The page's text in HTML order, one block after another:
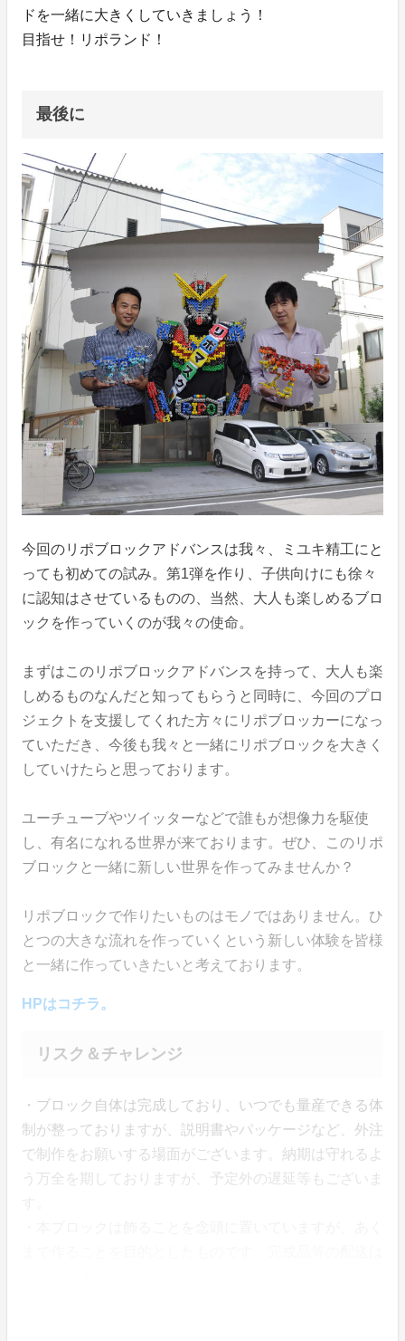
ドを一緒に大きくしていきましょう！
目指せ！リポランド！
最後に
今回のリポブロックアドバンスは我々、ミユキ精工にと
っても初めての試み。第1弾を作り、子供向けにも徐々
に認知はさせているものの、当然、大人も楽しめるブロ
ックを作っていくのが我々の使命。
まずはこのリポブロックアドバンスを持って、大人も楽
しめるものなんだと知ってもらうと同時に、今回のプロ
ジェクトを支援してくれた方々にリポブロッカーになっ
ていただき、今後も我々と一緒にリポブロックを大きく
していけたらと思っております。
ユーチューブやツイッターなどで誰もが想像力を駆使
し、有名になれる世界が来ております。ぜひ、このリポ
ブロックと一緒に新しい世界を作ってみませんか？
リポブロックで作りたいものはモノではありません。ひ
とつの大きな流れを作っていくという新しい体験を皆様
と一緒に作っていきたいと考えております。
HPはコチラ。
リスク＆チャレンジ
・ブロック自体は完成しており、いつでも量産できる体
制が整っておりますが、説明書やパッケージなど、外注
で制作をお願いする場面がございます。納期は守れるよ
う万全を期しておりますが、予定外の遅延等もございま